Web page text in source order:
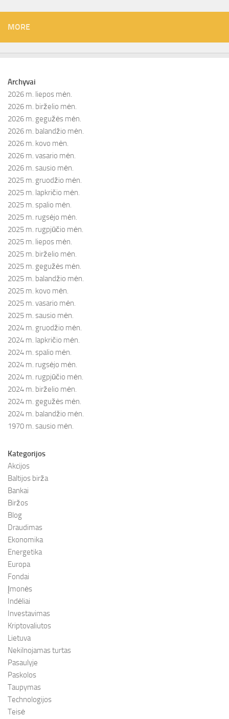
MORE
Archyvai
2026 m. liepos mėn.
2026 m. birželio mėn.
2026 m. gegužės mėn.
2026 m. balandžio mėn.
2026 m. kovo mėn.
2026 m. vasario mėn.
2026 m. sausio mėn.
2025 m. gruodžio mėn.
2025 m. lapkričio mėn.
2025 m. spalio mėn.
2025 m. rugsėjo mėn.
2025 m. rugpjūčio mėn.
2025 m. liepos mėn.
2025 m. birželio mėn.
2025 m. gegužės mėn.
2025 m. balandžio mėn.
2025 m. kovo mėn.
2025 m. vasario mėn.
2025 m. sausio mėn.
2024 m. gruodžio mėn.
2024 m. lapkričio mėn.
2024 m. spalio mėn.
2024 m. rugsėjo mėn.
2024 m. rugpjūčio mėn.
2024 m. birželio mėn.
2024 m. gegužės mėn.
2024 m. balandžio mėn.
1970 m. sausio mėn.
Kategorijos
Akcijos
Baltijos birža
Bankai
Biržos
Blog
Draudimas
Ekonomika
Energetika
Europa
Fondai
Įmonės
Indėliai
Investavimas
Kriptovaliutos
Lietuva
Nekilnojamas turtas
Pasaulyje
Paskolos
Taupymas
Technologijos
Teisė